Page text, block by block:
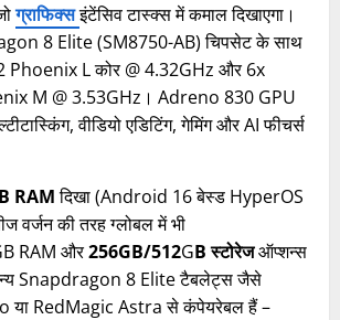
ग्राफिक्सइंटेंसिव टास्क्स में कमाल दिखाएगा।
8 Elite (SM8750-AB) चिपसेट के साथ
Phoenix L कोर @ 4.32GHz और 6x
M @ 3.53GHz। Adreno 830 GPU
वीडियो एडिटिंग, गेमिंग और AI फीचर्स
RAMदिखा (Android 16 बेस्ड HyperOS
वर्जन की तरह ग्लोबल में भी
RAM और256GB/512GB स्टोरेजऑप्शन्स
Snapdragon 8 Elite टैबलेट्स जैसे
या RedMagic Astra से कंपेयरेबल हैं –